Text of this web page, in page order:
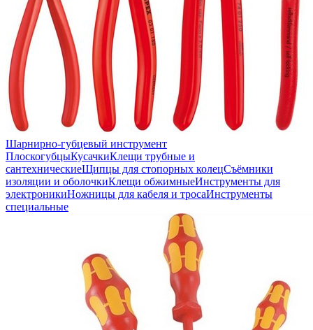
Шарнирно-губцевый инструмент
ПлоскогубцыКусачкиКлещи трубные и
сантехническиеЩипцы для стопорных колецСъёмники
изоляции и оболочкиКлещи обжимныеИнструменты для
электроникиНожницы для кабеля и тросаИнструменты
специальные